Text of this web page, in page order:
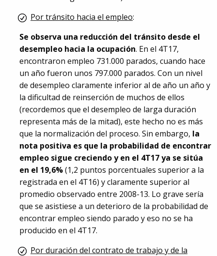
Por tránsito hacia el empleo:
Se observa una reducción del tránsito desde el
desempleo hacia la ocupación. En el 4T17,
encontraron empleo 731.000 parados, cuando hace
un año fueron unos 797.000 parados. Con un nivel
de desempleo claramente inferior al de año un año y
la dificultad de reinserción de muchos de ellos
(recordemos que el desempleo de larga duración
representa más de la mitad), este hecho no es más
que la normalización del proceso. Sin embargo, la
nota positiva es que la probabilidad de encontrar
empleo sigue creciendo y en el 4T17 ya se sitúa
en el 19,6%(1,2 puntos porcentuales superior a la
registrada en el 4T16) y claramente superior al
promedio observado entre 2008-13. Lo grave sería
que se asistiese a un deterioro de la probabilidad de
encontrar empleo siendo parado y eso no se ha
producido en el 4T17.
Por duración del contrato de trabajo y de la